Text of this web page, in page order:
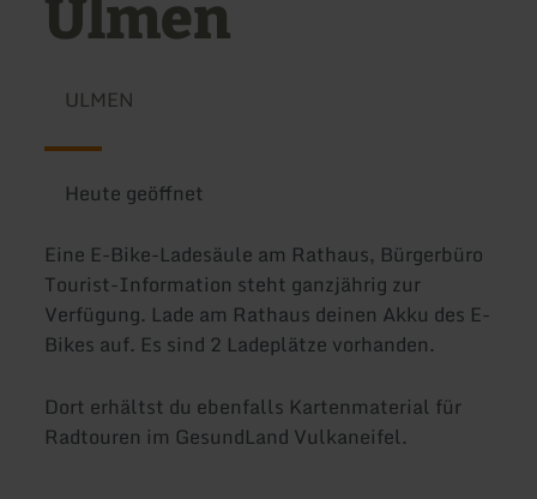
Ulmen
ULMEN
Heute geöffnet
Eine E-Bike-Ladesäule am Rathaus, Bürgerbüro
Tourist-Information steht ganzjährig zur
Verfügung. Lade am Rathaus deinen Akku des E-
Bikes auf. Es sind 2 Ladeplätze vorhanden.
Dort erhältst du ebenfalls Kartenmaterial für
Radtouren im GesundLand Vulkaneifel.